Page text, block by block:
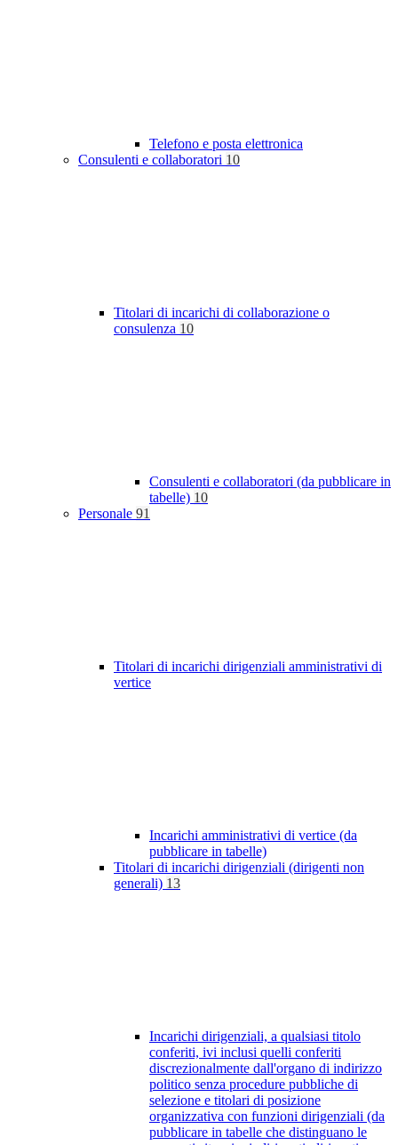
Telefono e posta elettronica
Consulenti e collaboratori 10
Titolari di incarichi di collaborazione o
consulenza 10
Consulenti e collaboratori (da pubblicare in
tabelle) 10
Personale 91
Titolari di incarichi dirigenziali amministrativi di
vertice
Incarichi amministrativi di vertice (da
pubblicare in tabelle)
Titolari di incarichi dirigenziali (dirigenti non
generali) 13
Incarichi dirigenziali, a qualsiasi titolo
conferiti, ivi inclusi quelli conferiti
discrezionalmente dall'organo di indirizzo
politico senza procedure pubbliche di
selezione e titolari di posizione
organizzativa con funzioni dirigenziali (da
pubblicare in tabelle che distinguano le